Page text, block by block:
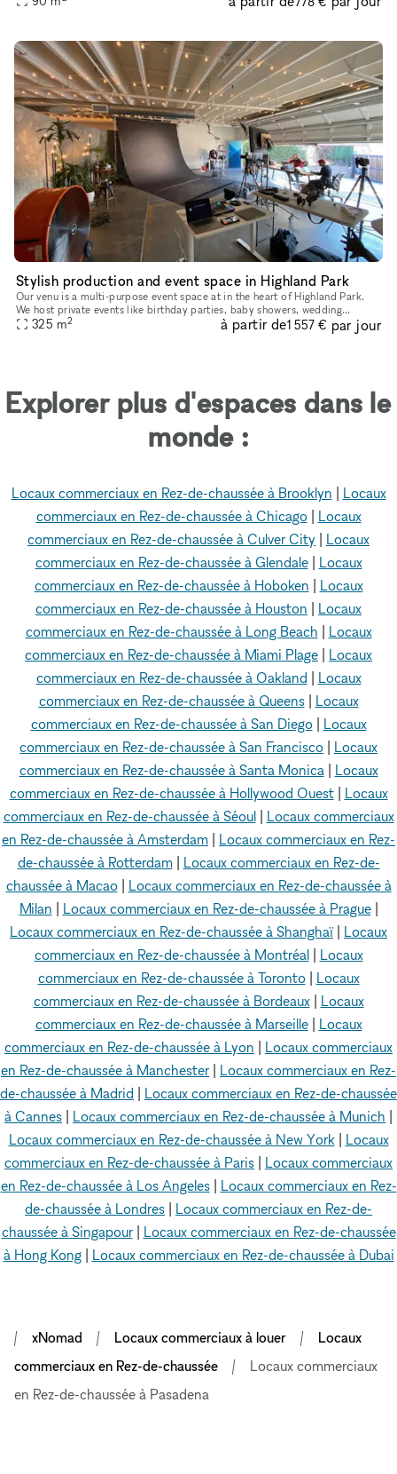
Stylish production and event space in Highland Park
Our venu is a multi-purpose event space at in the heart of Highland Park.
We host private events like birthday parties, baby showers, wedding
receptions and welcome parties, as well as photo shoots,
325 m2 à partir de1 557 € par jour
Explorer plus d'espaces dans le
monde :
Locaux commerciaux en Rez-de-chaussée à Brooklyn
Locaux
commerciaux en Rez-de-chaussée à Chicago| Locaux
commerciaux en Rez-de-chaussée à Culver City
Locaux
commerciaux en Rez-de-chaussée à Glendale| Locaux
commerciaux en Rez-de-chaussée à Hoboken
Locaux
commerciaux en Rez-de-chaussée à Houston
Locaux
commerciaux en Rez-de-chaussée à Long Beach
Locaux
commerciaux en Rez-de-chaussée à Miami Plage
Locaux
commerciaux en Rez-de-chaussée à Oakland
Locaux
commerciaux en Rez-de-chaussée à Queens| Locaux
commerciaux en Rez-de-chaussée à San Diego| Locaux
commerciaux en Rez-de-chaussée à San Francisco
Locaux
commerciaux en Rez-de-chaussée à Santa Monica| Locaux
commerciaux en Rez-de-chaussée à Hollywood Ouest| Locaux
commerciaux en Rez-de-chaussée à Séoul| Locaux commerciaux
en Rez-de-chaussée à Amsterdam
Locaux commerciaux en Rez-
de-chaussée à Rotterdam| Locaux commerciaux en Rez-de-
chaussée à Macao| Locaux commerciaux en Rez-de-chaussée à
Milan
Locaux commerciaux en Rez-de-chaussée à Prague|
Locaux commerciaux en Rez-de-chaussée à Shanghaï| Locaux
commerciaux en Rez-de-chaussée à Montréal| Locaux
commerciaux en Rez-de-chaussée à Toronto| Locaux
commerciaux en Rez-de-chaussée à Bordeaux| Locaux
commerciaux en Rez-de-chaussée à Marseille| Locaux
commerciaux en Rez-de-chaussée à Lyon
Locaux commerciaux
en Rez-de-chaussée à Manchester
Locaux commerciaux en Rez-
de-chaussée à Madrid
Locaux commerciaux en Rez-de-chaussée
à Cannes
Locaux commerciaux en Rez-de-chaussée à Munich
Locaux commerciaux en Rez-de-chaussée à New York| Locaux
commerciaux en Rez-de-chaussée à Paris
Locaux commerciaux
en Rez-de-chaussée à Los Angeles| Locaux commerciaux en Rez-
de-chaussée à Londres
Locaux commerciaux en Rez-de-
chaussée à Singapour| Locaux commerciaux en Rez-de-chaussée
à Hong Kong| Locaux commerciaux en Rez-de-chaussée à Dubai
xNomad Locaux commerciaux à louer
Locaux
commerciaux en Rez-de-chaussée
Locaux commerciaux
en Rez-de-chaussée à Pasadena